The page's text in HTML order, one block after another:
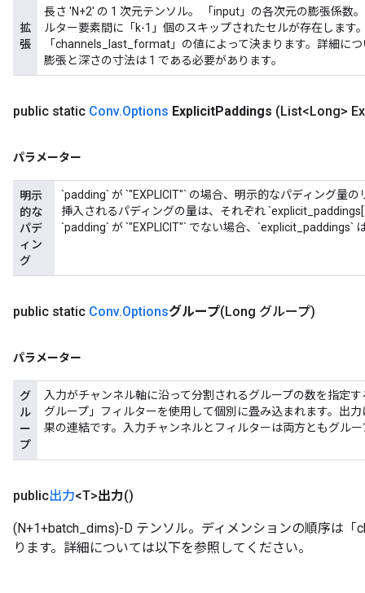
拡
張
長さ 'N+2' の 1 次元テンソル。 「input」の各次元の膨張係数
ルター要素間に「k-1」個のスキップされたセルが存在します
「channels_last_format」の値によって決まります。詳細に
膨張と深さの寸法は 1 である必要があります。
public static Conv.Options ExplicitPaddings (List<Long>
パラメーター
明示
的な
パデ
ィン
グ
`padding` が `"EXPLICIT"` の場合、明示的なパディング量
挿入されるパディングの量は、それぞれ
`padding` が `"EXPLICIT"` でない場合、`explicit_paddings`
public static Conv.Optionsグループ(Long グループ)
パラメーター
グ
ル
ー
プ
入力がチャンネル軸に沿って分割されるグループの数を指定
グループ」フィルターを使用して個別に畳み込まれます。出
果の連結です。入力チャンネルとフィルターは両方ともグル
public出力<T>出力()
(N+1+batch_dims)-D テンソル。ディメンションの順序は
ります。詳細については以下を参照してください。